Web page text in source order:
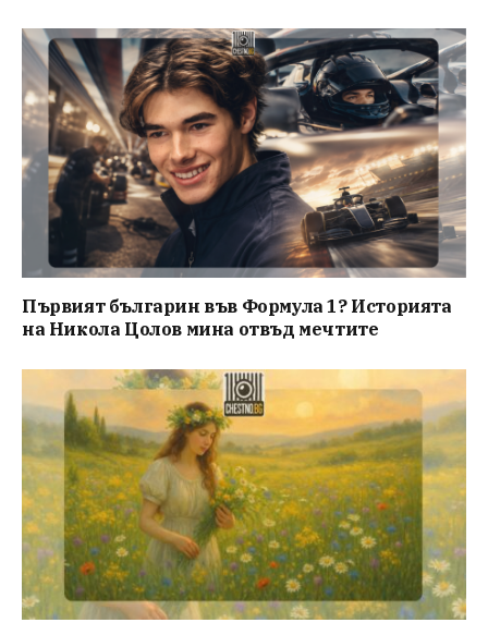
Първият българин във Формула 1? Историята
на Никола Цолов мина отвъд мечтите